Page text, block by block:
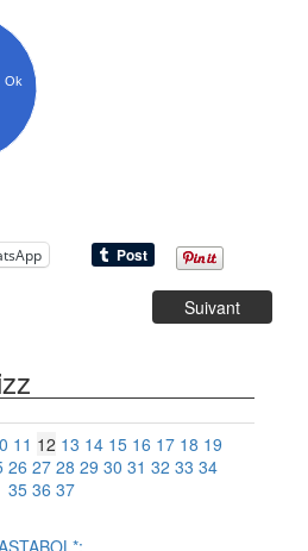
Ok
Suivant
11 12 13 14 15 16 17 18 19
26 27 28 29 30 31 32 33 34
35 36 37